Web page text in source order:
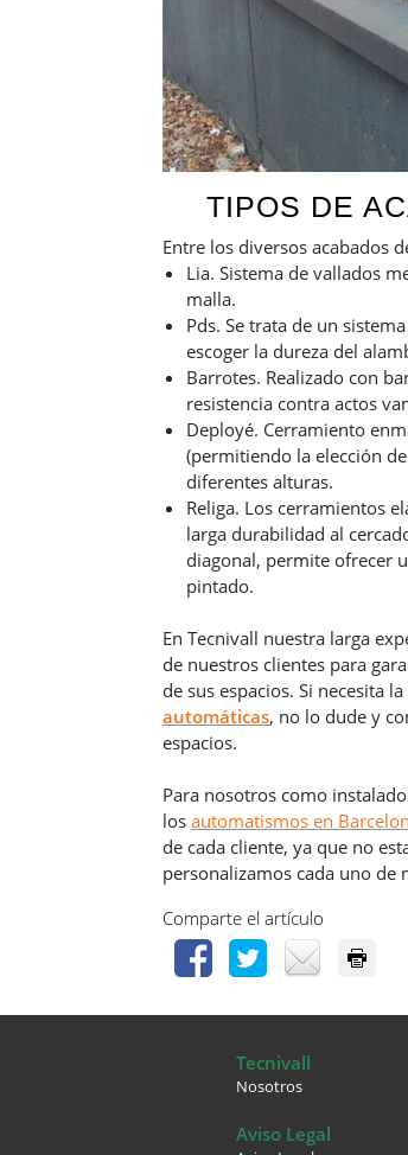
TIPOS DE
Entre los diversos acabados
Lia. Sistema de vallados
malla.
Pds. Se trata de un
escoger la dureza del
Barrotes. Realizado con
resistencia contra actos
Deployé. Cerramiento
(permitiendo la elección
diferentes alturas.
Religa. Los cerramientos
larga durabilidad al
diagonal, permite ofrecer
pintado.
En Tecnivall nuestra larga
de nuestros clientes para
de sus espacios. Si necesita
automáticas, no lo dude y
espacios.
Para nosotros como
los automatismos en
de cada cliente, ya que no
personalizamos cada uno de
Comparte el artículo
Tecnivall
Nosotros
Aviso Legal